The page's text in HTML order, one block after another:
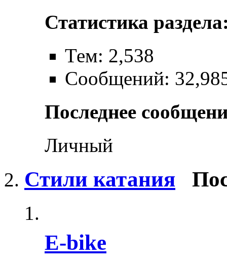
Статистика
Тем: 2,538
Сообщений:
Последнее
Личный
Стили катания
E-bike